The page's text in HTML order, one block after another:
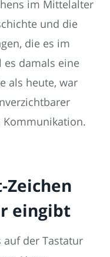
im Mittelalter
und die
die es im
es damals eine
als heute, war
Zeichen
eingibt
auf der Tastatur